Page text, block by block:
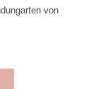
von